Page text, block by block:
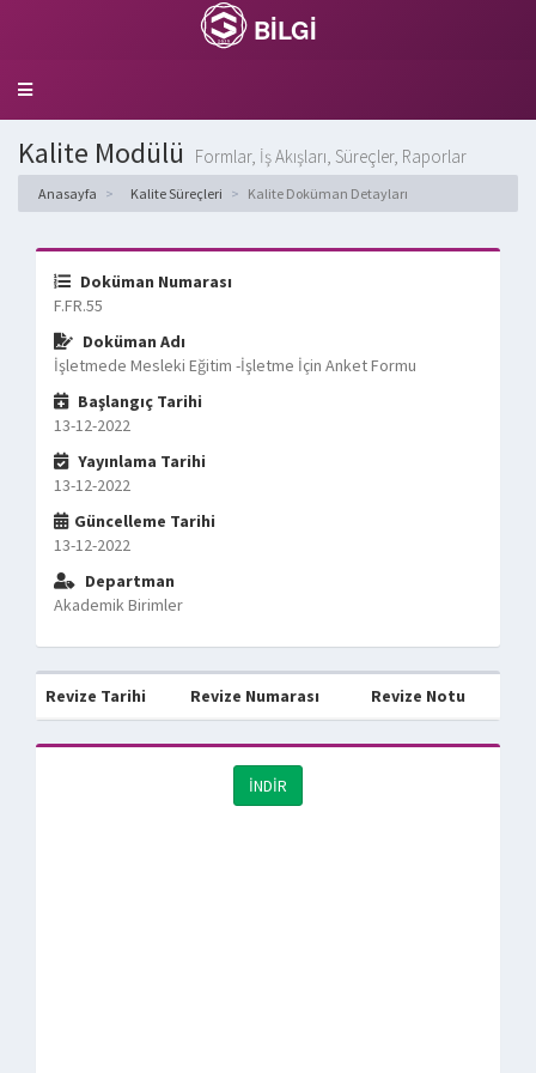
BİLGİ
Toggle
Kalite Modülü Formlar, İş Akışları, Süreçler, Raporlar
Anasayfa Kalite Süreçleri Kalite Doküman Detayları
Doküman Numarası
F.FR.55
Doküman Adı
İşletmede Mesleki Eğitim -İşletme İçin Anket Formu
Başlangıç Tarihi
13-12-2022
Yayınlama Tarihi
13-12-2022
Güncelleme Tarihi
13-12-2022
Departman
Akademik Birimler
Revize Tarihi Revize Numarası Revize Notu
İNDİR